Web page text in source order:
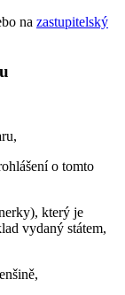
na zastupitelský
o tomto
který je
vydaný státem,